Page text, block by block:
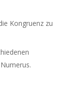
Kongruenz zu